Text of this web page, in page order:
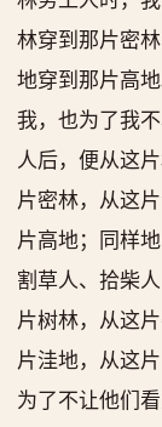
林穿到那片密
地穿到那片高
我，也为了我
人后，便从这
片密林，从这
片高地；同样
割草人、拾柴
片树林，从这
片洼地，从这
为了不让他们